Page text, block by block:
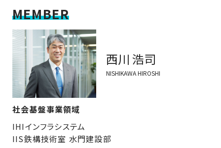
MEMBER
社会基盤事業領域
IHIインフラシステム
IIS鉄構技術室 水門建設部
西川 浩司
NISHIKAWA HIROSHI